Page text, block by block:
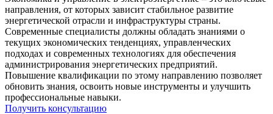
направления, от которых зависит стабильное развитие
энергетической отрасли и инфраструктуры страны.
Современные специалисты должны обладать знаниями о
текущих экономических тенденциях, управленческих
подходах и современных технологиях для обеспечения
администрирования энергетических предприятий.
Повышение квалификации по этому направлению позволяет
обновить знания, освоить новые инструменты и улучшить
профессиональные навыки.
Получить консультацию